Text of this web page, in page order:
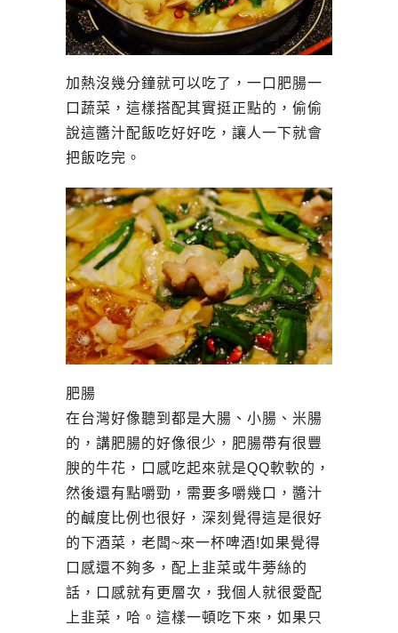
加熱沒幾分鐘就可以吃了，一口肥腸一
口蔬菜，這樣搭配其實挺正點的，偷偷
說這醬汁配飯吃好好吃，讓人一下就會
把飯吃完。
肥腸
在台灣好像聽到都是大腸、小腸、米腸
的，講肥腸的好像很少，肥腸帶有很豐
腴的牛花，口感吃起來就是QQ軟軟的，
然後還有點嚼勁，需要多嚼幾口，醬汁
的鹹度比例也很好，深刻覺得這是很好
的下酒菜，老闆~來一杯啤酒!如果覺得
口感還不夠多，配上韭菜或牛蒡絲的
話，口感就有更層次，我個人就很愛配
上韭菜，哈。這樣一頓吃下來，如果只